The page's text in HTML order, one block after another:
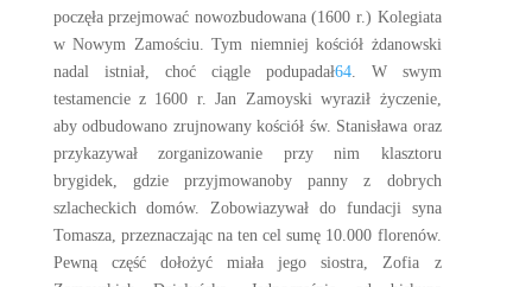
poczęła przejmować nowozbudowana (1600 r.) Kolegiata
w Nowym Zamościu. Tym niemniej kościół żdanowski
nadal istniał, choć ciągle podupadał64. W swym
testamencie z 1600 r. Jan Zamoyski wyraził życzenie,
aby odbudowano zrujnowany kościół św. Stanisława oraz
przykazywał zorganizowanie przy nim klasztoru
brygidek, gdzie przyjmowanoby panny z dobrych
szlacheckich domów. Zobowiazywał do fundacji syna
Tomasza, przeznaczając na ten cel sumę 10.000 florenów.
Pewną część dołożyć miała jego siostra, Zofia z